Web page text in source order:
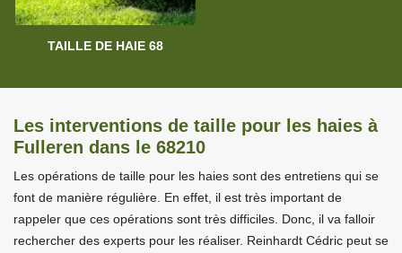
TAILLE DE HAIE 68
Les interventions de taille pour les haies à
Fulleren dans le 68210
Les opérations de taille pour les haies sont des entretiens qui se
font de manière régulière. En effet, il est très important de
rappeler que ces opérations sont très difficiles. Donc, il va falloir
rechercher des experts pour les réaliser. Reinhardt Cédric peut se